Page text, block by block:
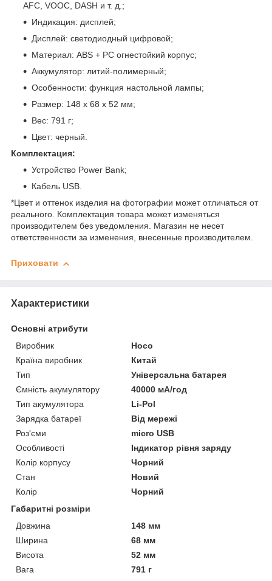
AFC, VOOC, DASH и т. д.;
Индикация: дисплей;
Дисплей: светодиодный цифровой;
Материал: ABS + PC огнестойкий корпус;
Аккумулятор: литий-полимерный;
Особенности: функция настольной лампы;
Размер: 148 х 68 х 52 мм;
Вес: 791 г;
Цвет: черный.
Комплектация:
Устройство Power Bank;
Кабель USB.
*Цвет и оттенок изделия на фотографии может отличаться от
реального. Комплектация товара может изменяться
производителем без уведомления. Магазин не несет
ответственности за изменения, внесенные производителем.
Приховати
Характеристики
Основні атрибути
Виробник
Hoco
Країна виробник
Китай
Тип
Універсальна батарея
Ємність акумулятору
40000 мА/год
Тип акумулятора
Li-Pol
Зарядка батареї
Від мережі
Роз'єми
micro USB
Особливості
Індикатор рівня заряду
Колір корпусу
Чорний
Стан
Новий
Колір
Чорний
Габаритні розміри
Довжина
148 мм
Ширина
68 мм
Висота
52 мм
Вага
791 г